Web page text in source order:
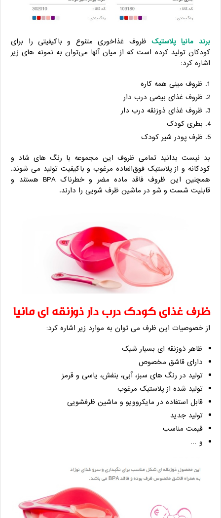
برند مانیا پلاستیک ظروف غذاخوری متنوع و باکیفیتی را برای
کودکان تولید کرده است که از میان آنها می‌توان به نمونه های زیر
اشاره کرد:
ظروف مینی همه کاره
ظروف غذای بیضی درب دار
ظروف غذای ذوزنقه درب دار
بطری کودک
ظرف پودر شیر کودک
بد نیست بدانید تمامی ظروف این مجموعه با رنگ ‌های شاد و
کودکانه و از پلاستیک فوق‌العاده مرغوب و باکیفیت تولید می شوند.
همچنین این ظروف فاقد ماده مضر و خطرناک BPA هستند و
قابلیت شست‌ و ‌شو در ماشین ‌ظرف‌ شویی را دارند.
ظرف غذای کودک درب دار ذوزنقه ای مانیا
از خصوصیات این ظرف می توان به موارد زیر اشاره کرد:
ظاهر ذوزنقه ای بسیار شیک
دارای قاشق مخصوص
تولید در رنگ های سبز، آبی، بنفش، یاسی و قرمز
تولید شده از پلاستیک مرغوب
قابل استفاده در مایکروویو و ماشین ظرفشویی
تولید جدید
قیمت مناسب
و …